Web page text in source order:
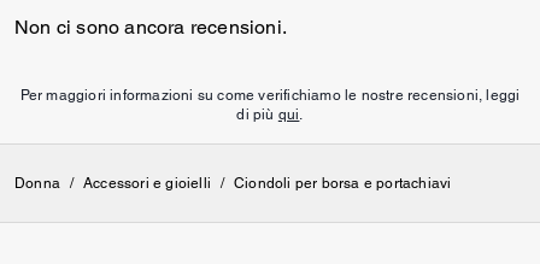
Non ci sono ancora recensioni.
Per maggiori informazioni su come verifichiamo le nostre recensioni, leggi
di più qui
Donna / Accessori e gioielli / Ciondoli per borsa e portachiavi